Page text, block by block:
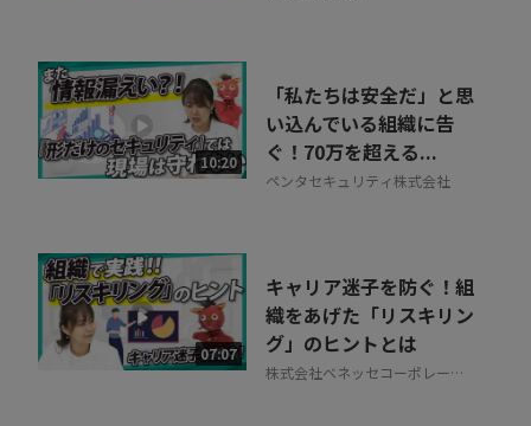
10:20
「私たちは安全だ」と思
い込んでいる組織に告
ぐ！70万を超える...
ペンタセキュリティ株式会社
07:07
キャリア迷子を防ぐ！組
織をあげた「リスキリン
グ」のヒントとは
株式会社ベネッセコーポレーシ